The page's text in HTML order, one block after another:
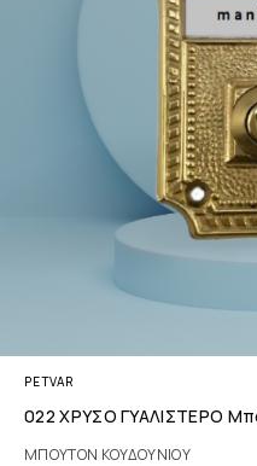
PETVAR
022 ΧΡΥΣΟ ΓΥΑΛΙΣΤΕΡΟ
ΜΠΟΥΤΟΝ ΚΟΥΔΟΥΝΙΟΥ